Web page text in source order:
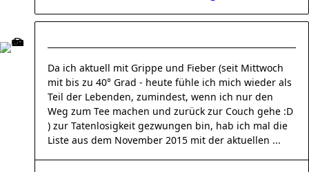
Da ich aktuell mit Grippe und Fieber (seit Mittwoch
mit bis zu 40° Grad - heute fühle ich mich wieder als
Teil der Lebenden, zumindest, wenn ich nur den
Weg zum Tee machen und zurück zur Couch gehe :D
) zur Tatenlosigkeit gezwungen bin, hab ich mal die
Liste aus dem November 2015 mit der aktuellen ...